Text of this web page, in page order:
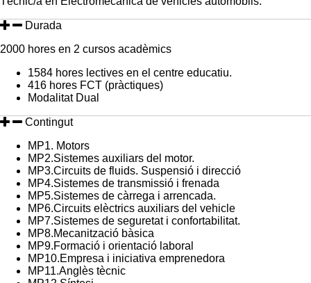
Durada
2000 hores en 2 cursos acadèmics
1584 hores lectives en el centre educatiu.
416 hores FCT (pràctiques)
Modalitat Dual
Contingut
MP1. Motors
MP2.Sistemes auxiliars del motor.
MP3.Circuits de fluids. Suspensió i direcció
MP4.Sistemes de transmissió i frenada
MP5.Sistemes de càrrega i arrencada.
MP6.Circuits elèctrics auxiliars del vehicle
MP7.Sistemes de seguretat i confortabilitat.
MP8.Mecanització bàsica
MP9.Formació i orientació laboral
MP10.Empresa i iniciativa emprenedora
MP11.Anglès tècnic